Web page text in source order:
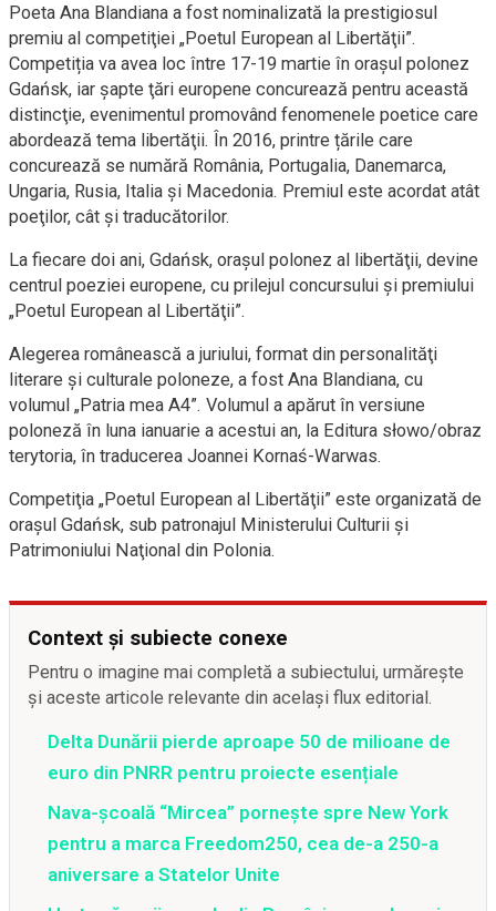
Poeta Ana Blandiana a fost nominalizată la prestigiosul
premiu al competiţiei „Poetul European al Libertăţii”.
Competiția va avea loc între 17-19 martie în oraşul polonez
Gdańsk, iar şapte ţări europene concurează pentru această
distincţie, evenimentul promovând fenomenele poetice care
abordează tema libertăţii. În 2016, printre țările care
concurează se numără România, Portugalia, Danemarca,
Ungaria, Rusia, Italia şi Macedonia. Premiul este acordat atât
poeţilor, cât şi traducătorilor.
La fiecare doi ani, Gdańsk, oraşul polonez al libertăţii, devine
centrul poeziei europene, cu prilejul concursului şi premiului
„Poetul European al Libertăţii”.
Alegerea românească a juriului, format din personalităţi
literare şi culturale poloneze, a fost Ana Blandiana, cu
volumul „Patria mea A4”. Volumul a apărut în versiune
poloneză în luna ianuarie a acestui an, la Editura słowo/obraz
terytoria, în traducerea Joannei Kornaś-Warwas.
Competiţia „Poetul European al Libertăţii” este organizată de
oraşul Gdańsk, sub patronajul Ministerului Culturii şi
Patrimoniului Naţional din Polonia.
Context și subiecte conexe
Pentru o imagine mai completă a subiectului, urmărește
și aceste articole relevante din același flux editorial.
Delta Dunării pierde aproape 50 de milioane de
euro din PNRR pentru proiecte esențiale
Nava-școală “Mircea” pornește spre New York
pentru a marca Freedom250, cea de-a 250-a
aniversare a Statelor Unite